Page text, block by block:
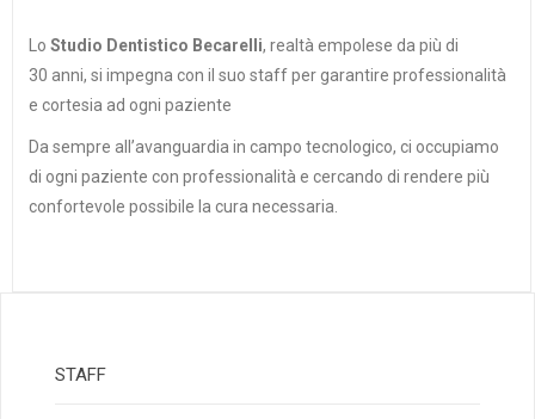
Lo Studio Dentistico Becarelli, realtà empolese da più di
30 anni, si impegna con il suo staff per garantire professionalità
e cortesia ad ogni paziente
Da sempre all’avanguardia in campo tecnologico, ci occupiamo
di ogni paziente con professionalità e cercando di rendere più
confortevole possibile la cura necessaria.
STAFF